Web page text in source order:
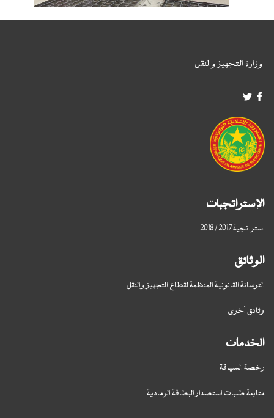
وزارة التجهيز والنقل
الإستراتجبات
استراتجية 2017 / 2018
الوثائق
الترسانة القانونية المنظمة لقطاع التجهيز والنقل
وثائق أخرى
الخدمات
رخصة السياقة
متابعة طلبات استصدار البطاقة الرمادية